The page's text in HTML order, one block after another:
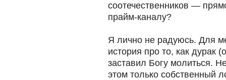
соотечественников —
прайм-каналу?
Я лично не радуюсь. Для
история про то, как дурак
заставил Богу молиться.
этом только